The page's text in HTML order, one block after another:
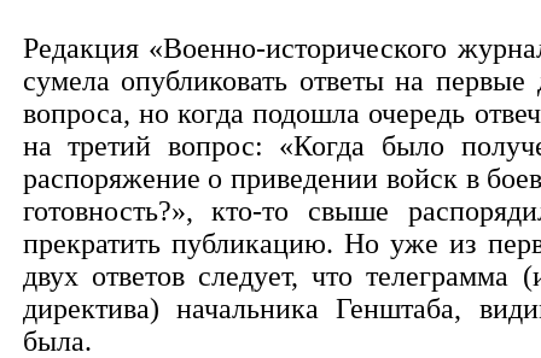
Редакция «Военно-исторического
сумела опубликовать ответы на первые
вопроса, но когда подошла очередь
на третий вопрос: «Когда было
распоряжение о приведении войск в
готовность?», кто-то свыше
прекратить публикацию. Но уже из
двух ответов следует, что телеграмма
директива) начальника Генштаба,
была.